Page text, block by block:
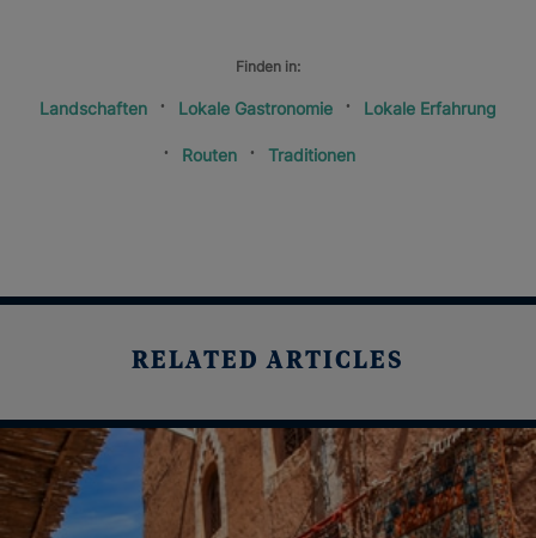
Finden in:
Landschaften Lokale Gastronomie Lokale Erfahrung
Routen Traditionen
RELATED ARTICLES